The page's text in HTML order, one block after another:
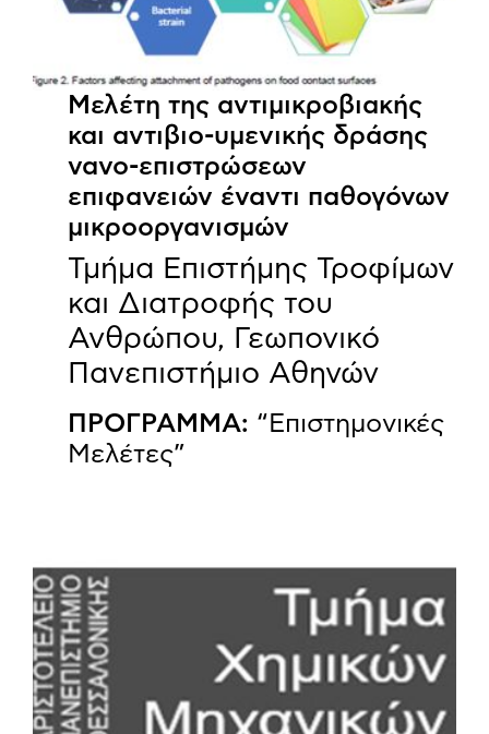
Μελέτη της αντιμικροβιακής
και αντιβιο-υμενικής δράσης
νανο-επιστρώσεων
επιφανειών έναντι παθογόνων
μικροοργανισμών
Τμήμα Επιστήμης Τροφίμων
και Διατροφής του
Ανθρώπου, Γεωπονικό
Πανεπιστήμιο Αθηνών
ΠΡΟΓΡΑΜΜΑ: “Επιστημονικές
Μελέτες”